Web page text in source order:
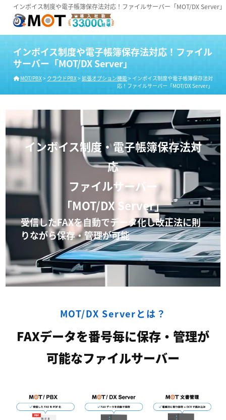
インボイス制度や電子帳簿保存法対応！ファイルサーバー「MOT/DX Server」
インボイス制度や電子帳簿保存法対応！ファイル
サーバー「MOT/DX Server」
MOT/PBX> クラウドPBX> 拡張オプション機能> インボイス制度や電子帳簿保存法対
応！ファイルサーバー「MOT/DX Server」
インボイス制度・電子帳簿保存法対
応
ファイルサーバー
「MOT/DX Server」
受信したFAXを自動でデータ化し改正法に則
りながら保存・管理が可能
MOT/DX Serverとは？
FAXデータを番号毎に保存・管理が
可能なファイルサーバー